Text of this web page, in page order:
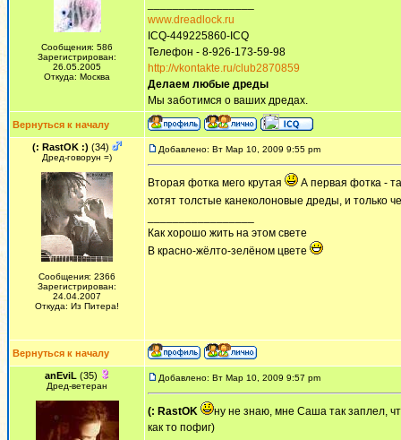
Сообщения: 586
Зарегистрирован:
26.05.2005
Откуда: Москва
www.dreadlock.ru
ICQ-449225860-ICQ
Телефон - 8-926-173-59-98
http://vkontakte.ru/club2870859
Делаем любые дреды
Мы заботимся о ваших дредах.
Вернуться к началу
(: RastOK :) (34)
Дред-говорун =)
Сообщения: 2366
Зарегистрирован:
24.04.2007
Откуда: Из Питера!
Добавлено: Вт Мар 10, 2009 9:55 pm
Вторая фотка мего крутая
А первая фотка -
хотят толстые канеколоновые дреды, и только
Как хорошо жить на этом свете
В красно-жёлто-зелёном цвете
Вернуться к началу
anEviL (35)
Дред-ветеран
Добавлено: Вт Мар 10, 2009 9:57 pm
(: RastOK
ну не знаю, мне Саша так заплел,
как то пофиг)